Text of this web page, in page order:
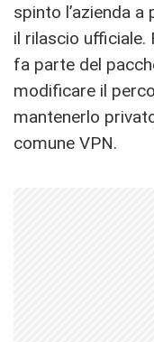
spinto l’azienda
il rilascio ufficiale.
fa parte del
modificare il
mantenerlo
comune VPN.